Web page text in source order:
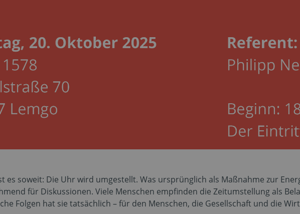
es soweit: Die Uhr wird umgestellt. Was ursprünglich als Maßnahme zur
für Diskussionen. Viele Menschen empfinden die Zeitumstellung als
Folgen hat sie tatsächlich – für den Menschen, die Gesellschaft und die